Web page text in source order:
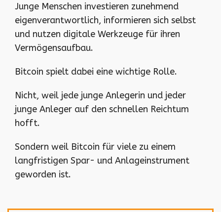
Junge Menschen investieren zunehmend
eigenverantwortlich, informieren sich selbst
und nutzen digitale Werkzeuge für ihren
Vermögensaufbau.
Bitcoin spielt dabei eine wichtige Rolle.
Nicht, weil jede junge Anlegerin und jeder
junge Anleger auf den schnellen Reichtum
hofft.
Sondern weil Bitcoin für viele zu einem
langfristigen Spar- und Anlageinstrument
geworden ist.